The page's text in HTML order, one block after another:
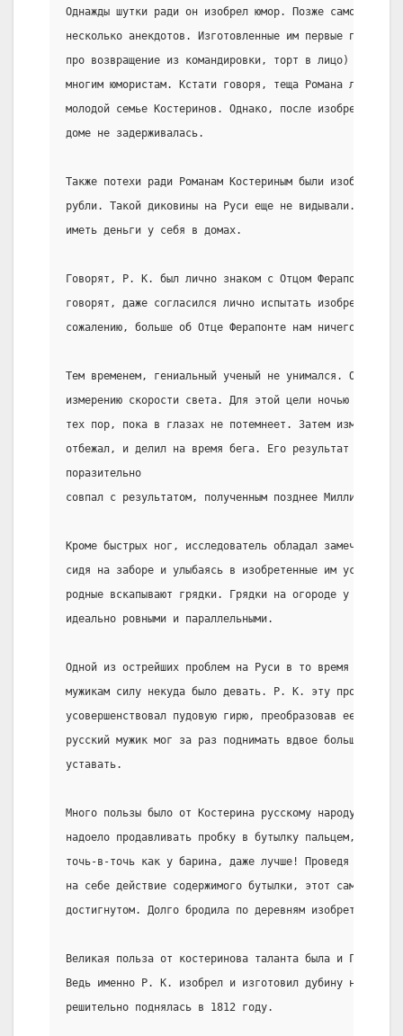
Однажды шутки ради он изобрел юмор. Позже
несколько анекдотов. Изготовленные им первые
про возвращение из командировки, торт в лицо) и по
многим юмористам. Кстати говоря, теща Романа любила
молодой семье Костеринов. Однако, после изобретения
доме не задерживалась.
Также потехи ради Романам Костериным были изобретены
рубли. Такой диковины на Руси еще не видывали. Многие
иметь деньги у себя в домах.
Говорят, Р. К. был лично знаком с Отцом Ферапонтом.
говорят, даже согласился лично испытать
сожалению, больше об Отце Ферапонте нам ничего не
Тем временем, гениальный ученый не унимался. Он
измерению скорости света. Для этой цели ночью
тех пор, пока в глазах не потемнеет. Затем измерял
отбежал, и делил на время бега. Его результат (280
поразительно
совпал с результатом, полученным позднее Милликеном.
Кроме быстрых ног, исследователь обладал
сидя на заборе и улыбаясь в изобретенные им усы, И.
родные вскапывают грядки. Грядки на огороде у
идеально ровными и параллельными.
Одной из острейших проблем на Руси в то время было
мужикам силу некуда было девать. Р. К. эту проблему
усовершенствовал пудовую гирю, преобразовав ее в
русский мужик мог за раз поднимать вдвое больше
уставать.
Много пользы было от Костерина русскому народу.
надоело продавливать пробку в бутылку пальцем, он
точь-в-точь как у барина, даже лучше! Проведя
на себе действие содержимого бутылки, этот самородок
достигнутом. Долго бродила по деревням изобретенная
Великая польза от костеринова таланта была и
Ведь именно Р. К. изобрел и изготовил дубину
решительно поднялась в 1812 году.